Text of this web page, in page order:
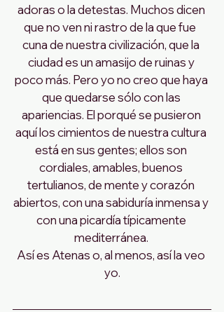
adoras o la detestas. Muchos dicen
que no ven ni rastro de la que fue
cuna de nuestra civilización, que la
ciudad es un amasijo de ruinas y
poco más. Pero yo no creo que haya
que quedarse sólo con las
apariencias. El porqué se pusieron
aquí los cimientos de nuestra cultura
está en sus gentes; ellos son
cordiales, amables, buenos
tertulianos, de mente y corazón
abiertos, con una sabiduría inmensa y
con una picardía típicamente
mediterránea.
Así es Atenas o, al menos, así la veo
yo.